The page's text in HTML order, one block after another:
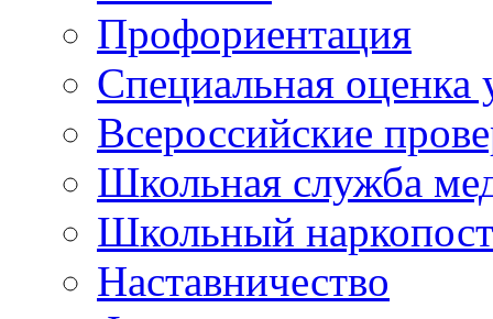
Профориентация
Специальная оценка
Всероссийские
Школьная служба
Школьный наркопост
Наставничество